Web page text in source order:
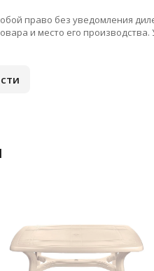
право без уведомления
и место его